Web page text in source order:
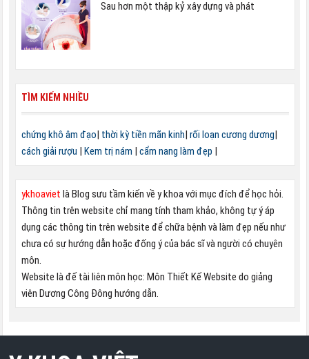
Sau hơn một thập kỷ xây dựng và phát
TÌM KIẾM NHIỀU
chứng khô âm đạo| thời kỳ tiền mãn kinh| rối loạn cương dương|
cách giải rượu | Kem trị nám | cẩm nang làm đẹp |
ykhoaviet là Blog sưu tầm kiến về y khoa với mục đích để học hỏi.
Thông tin trên website chỉ mang tính tham khảo, không tự ý áp
dụng các thông tin trên website để chữa bệnh và làm đẹp nếu như
chưa có sự hướng dẫn hoặc đống ý của bác sĩ và người có chuyên
môn.
Website là đế tài liên môn học: Môn Thiết Kế Website do giảng
viên Dương Công Đông hướng dẫn.